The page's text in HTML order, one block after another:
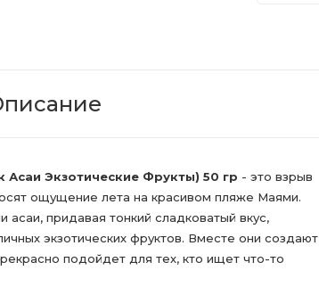
Асаи Экзотические Фрукты) 50 гр - это взрыв
ощущение лета на красивом пляже Маями.
придавая тонкий сладковатый вкус,
экзотических фруктов. Вместе они создают
подойдет для тех, кто ищет что-то